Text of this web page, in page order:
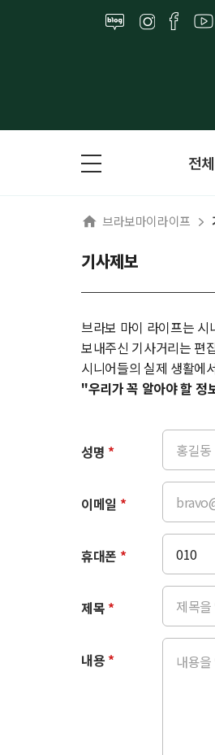
전
브라보마이라이프
기사제보
브라보 마이 라이프는
보내주신 기사거리는 편
시니어들의 실제 생활에
"우리가 꼭 알아야 할 정
성명 *
이메일 *
휴대폰 *
제목 *
내용 *